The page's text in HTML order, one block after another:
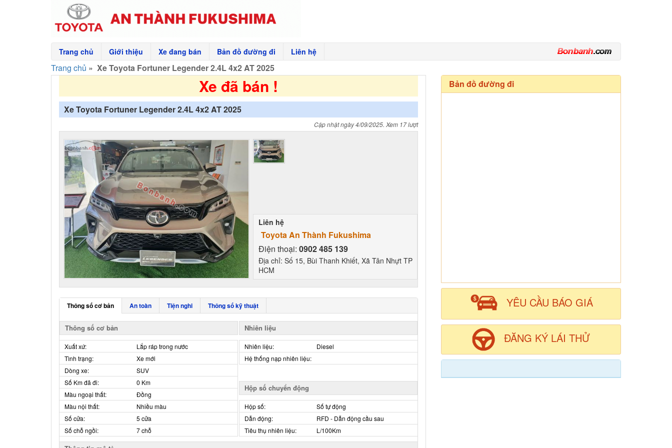
Trang chủ Giới thiệu Xe đang bán Bản đồ đường đi Liên hệ
Trang chủ » Xe Toyota Fortuner Legender 2.4L 4x2 AT 2025
Xe đã bán !
Xe Toyota Fortuner Legender 2.4L 4x2 AT 2025
Cập nhật ngày 4/09/2025. Xem 17 lượt
Liên hệ
Toyota An Thành Fukushima
Điện thoại: 0902 485 139
Địa chỉ: Số 15, Bùi Thanh Khiết, Xã Tân Nhựt TP
HCM
Thông số cơ bản An toàn Tiện nghi Thông số kỹ thuật
Thông số cơ bản
Xuất xứ:
Lắp ráp trong nước
Tình trạng:
Xe mới
Dòng xe:
SUV
Số Km đã đi:
0 Km
Màu ngoại thất:
Đồng
Màu nội thất:
Nhiều màu
Số cửa:
5 cửa
Số chỗ ngồi:
7 chỗ
Nhiên liệu
Nhiên liệu:
Diesel
Hệ thống nạp nhiên liệu:
Hộp số chuyển động
Hộp số:
Số tự động
Dẫn động:
RFD - Dẫn động cầu sau
Tiêu thụ nhiên liệu:
L/100Km
Bản đồ đường đi
YÊU CẦU BÁO GIÁ
ĐĂNG KÝ LÁI THỬ